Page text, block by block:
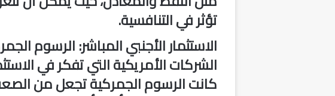
تؤثر في التنافسية.
الاستثمار الأجنبي المباشر: الرسوم
الشركات الأمريكية التي تفكر في
كانت الرسوم الجمركية تجعل من